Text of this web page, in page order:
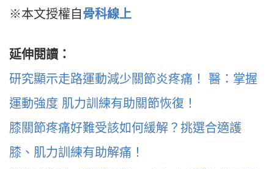
※本文授權自骨科線上
延伸閱讀：
研究顯示走路運動減少關節炎疼痛！ 醫：掌握
運動強度 肌力訓練有助關節恢復！
膝關節疼痛好難受該如何緩解？挑選合適護
膝、肌力訓練有助解痛！